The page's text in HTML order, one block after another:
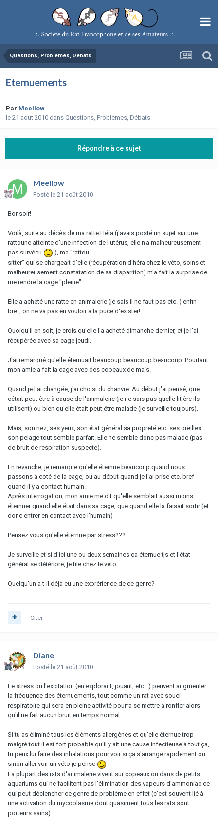
Questions, Problèmes, Débats
Eternuements
Par Meellow
le 21 août 2010 dans Questions, Problèmes, Débats
Répondre à ce sujet
Meellow
Posté le 21 août 2010
Bonsoir!
Voilà, suite au décès de ma ratte Héra (j'avais posté un sujet sur une
rattoune atteinte d'une infection de l'utérus, elle n'a malheureusement
pas survécu
), ma "rattou
sitter" qui se chargeait d'elle (récupération d'héra chez le véto, soins et
malheureusement constatation de sa disparition) m'a fait la surprise de
me rendre la cage "pleine".
Elle a acheté une ratte en animalerie (je sais il ne faut pas etc. ) enfin
bref, on ne va pas en vouloir à la puce d'exister!
Quoiqu'il en soit, je crois qu'elle l'a acheté dimanche dernier, et je l'ai
récupérée avec sa cage jeudi.
J'ai remarqué qu'elle éternuait beaucoup beaucoup beaucoup. Pourtant
mon amie a fait la cage avec des copeaux de mais.
Quand je l'ai changée, j'ai choisi du chanvre. Au début j'ai pensé, que
cétait peut être à cause de l'animalerie (je ne sais pas quelle litière ils
utilisent) ou bien qu'elle était peut être malade (je surveille toujours).
Mais, son nez, ses yeux, son état général sa propreté etc. ses oreilles
son pelage tout semble parfait. Elle ne semble donc pas malade (pas
de bruit de respiration suspecte).
En revanche, je remarque qu'elle éternue beaucoup quand nous
passons à coté de la cage, ou au début quand je l'ai prise etc. bref
quand il y a contact humain.
Après interrogation, mon amie me dit qu'elle semblait aussi moins
éternuer quand elle était dans sa cage, que quand elle la faisait sortir (et
donc entrer en contact avec l'humain)
Pensez vous qu'elle éternue par stress???
Je surveille et si d'ici une ou deux semaines ça éternue tjs et l'état
général se détériore, je file chez le véto.
Quelqu'un a t-il déjà eu une exprérience de ce genre?
Citer
Diane
Posté le 21 août 2010
Le stress ou l'excitation (en explorant, jouant, etc...) peuvent augmenter
la fréquence des éternuements, tout comme un rat avec souci
respiratoire qui sera en pleine activité pourra se mettre à ronfler alors
qu'il ne fait aucun bruit en temps normal.
Si tu as éliminé tous les éléments allergènes et qu'elle éternue trop
malgré tout il est fort probable qu'il y ait une cause infectieuse à tout ça,
tu peux lui faire des inhalations pour voir si ça s'arrange rapidement ou
sinon aller voir un véto je pense
La plupart des rats d'animalerie vivent sur copeaux ou dans de petits
aquariums qui ne facilitent pas l'élimination des vapeurs d'ammoniac ce
qui peut déclencher ce genre de problème en effet (c'est souvent lié à
une activation du mycoplasme dont quasiment tous les rats sont
porteurs sains).